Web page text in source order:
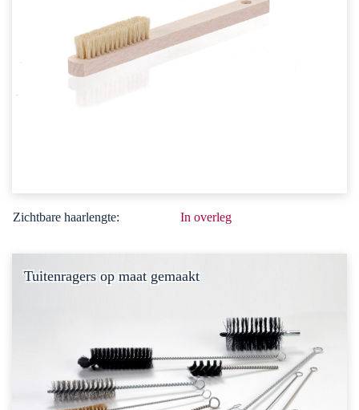
Zichtbare haarlengte: In overleg
Tuitenragers op maat gemaakt